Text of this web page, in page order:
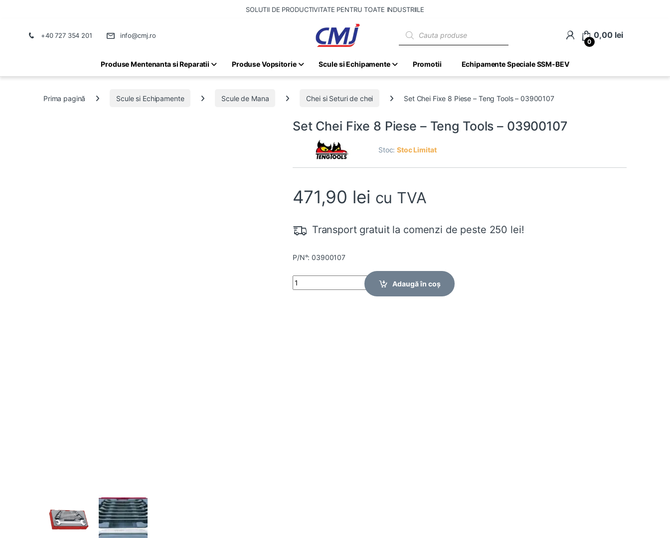
SOLUTII DE PRODUCTIVITATE PENTRU TOATE INDUSTRIILE
+40 727 354 201 info@cmj.ro
0
0,00 lei
Produse Mentenanta si Reparatii Produse Vopsitorie Scule si Echipamente Promotii Echipamente Speciale SSM-BEV
Prima pagină Scule si Echipamente Scule de Mana Chei si Seturi de chei Set Chei Fixe 8 Piese – Teng Tools – 03900107
Set Chei Fixe 8 Piese – Teng Tools – 03900107
Stoc:Stoc Limitat
471,90 lei cu TVA
Transport gratuit la comenzi de peste 250 lei!
P/N°: 03900107
Quantity
Adaugă în coș